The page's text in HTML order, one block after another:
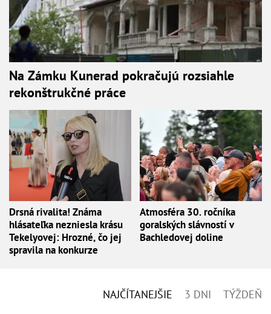
Na Zámku Kunerad pokračujú rozsiahle
rekonštrukčné práce
Drsná rivalita! Známa
hlásateľka nezniesla krásu
Tekelyovej: Hrozné, čo jej
spravila na konkurze
Atmosféra 30. ročníka
goralských slávností v
Bachledovej doline
NAJČÍTANEJŠIE 3 DNI TÝŽDEŇ